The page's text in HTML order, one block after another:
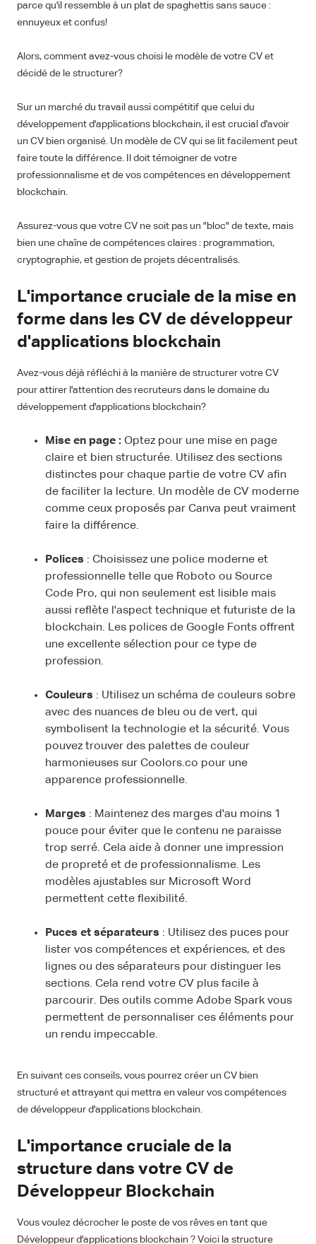
parce qu'il ressemble à un plat de spaghettis sans sauce :
ennuyeux et confus!
Alors, comment avez-vous choisi le modèle de votre CV et
décidé de le structurer?
Sur un marché du travail aussi compétitif que celui du
développement d'applications blockchain, il est crucial d'avoir
un CV bien organisé. Un modèle de CV qui se lit facilement peut
faire toute la différence. Il doit témoigner de votre
professionnalisme et de vos compétences en développement
blockchain.
Assurez-vous que votre CV ne soit pas un "bloc" de texte, mais
bien une chaîne de compétences claires : programmation,
cryptographie, et gestion de projets décentralisés.
L'importance cruciale de la mise en
forme dans les CV de développeur
d'applications blockchain
Avez-vous déjà réfléchi à la manière de structurer votre CV
pour attirer l'attention des recruteurs dans le domaine du
développement d'applications blockchain?
Mise en page : Optez pour une mise en page
claire et bien structurée. Utilisez des sections
distinctes pour chaque partie de votre CV afin
de faciliter la lecture. Un modèle de CV moderne
comme ceux proposés par Canva peut vraiment
faire la différence.
Polices : Choisissez une police moderne et
professionnelle telle que Roboto ou Source
Code Pro, qui non seulement est lisible mais
aussi reflète l'aspect technique et futuriste de la
blockchain. Les polices de Google Fonts offrent
une excellente sélection pour ce type de
profession.
Couleurs : Utilisez un schéma de couleurs sobre
avec des nuances de bleu ou de vert, qui
symbolisent la technologie et la sécurité. Vous
pouvez trouver des palettes de couleur
harmonieuses sur Coolors.co pour une
apparence professionnelle.
Marges : Maintenez des marges d'au moins 1
pouce pour éviter que le contenu ne paraisse
trop serré. Cela aide à donner une impression
de propreté et de professionnalisme. Les
modèles ajustables sur Microsoft Word
permettent cette flexibilité.
Puces et séparateurs : Utilisez des puces pour
lister vos compétences et expériences, et des
lignes ou des séparateurs pour distinguer les
sections. Cela rend votre CV plus facile à
parcourir. Des outils comme Adobe Spark vous
permettent de personnaliser ces éléments pour
un rendu impeccable.
En suivant ces conseils, vous pourrez créer un CV bien
structuré et attrayant qui mettra en valeur vos compétences
de développeur d'applications blockchain.
L'importance cruciale de la
structure dans votre CV de
Développeur Blockchain
Vous voulez décrocher le poste de vos rêves en tant que
Développeur d'applications blockchain ? Voici la structure